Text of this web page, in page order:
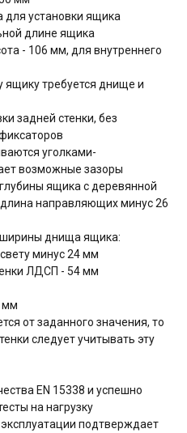
для установки ящика
длине ящика
- 106 мм, для внутреннего
требуется днище и
задней стенки, без
уголками-
возможные зазоры
ящика c деревянной
направляющих минус 26
днища ящика:
минус 24 мм
ЛДСП - 54 мм
мм
от заданного значения, то
следует учитывать эту
EN 15338 и успешно
на нагрузку
подтверждает